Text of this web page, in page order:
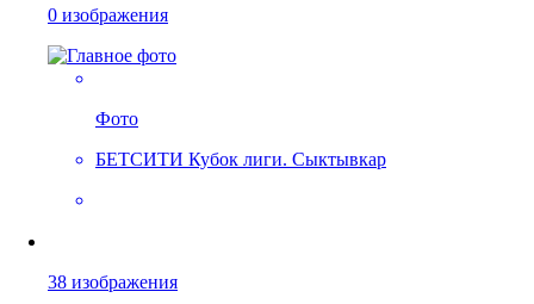
0 изображения
Фото
БЕТСИТИ Кубок лиги. Сыктывкар
38 изображения